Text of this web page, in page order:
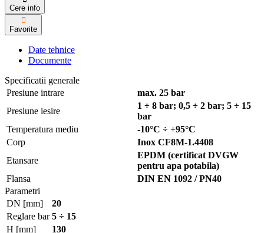
Cere info
Favorite
Date tehnice
Documente
Specificatii generale
Presiune intrare
max. 25 bar
Presiune iesire
1 ÷ 8 bar; 0,5 ÷ 2 bar; 5 ÷ 15
bar
Temperatura mediu
-10°C ÷ +95°C
Corp
Inox CF8M-1.4408
Etansare
EPDM (certificat DVGW
pentru apa potabila)
Flansa
DIN EN 1092 / PN40
Parametri
DN [mm]
20
Reglare bar 5 ÷ 15
H [mm]
130